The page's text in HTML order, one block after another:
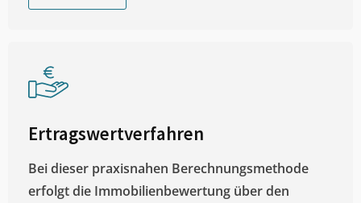
Ertragswertverfahren
Bei dieser praxisnahen Berechnungsmethode
erfolgt die Immobilienbewertung über den